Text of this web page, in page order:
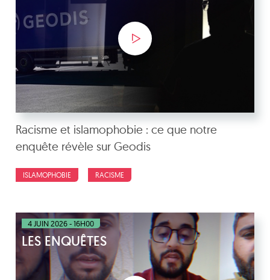
Racisme et islamophobie : ce que notre
enquête révèle sur Geodis
ISLAMOPHOBIE RACISME
4 JUIN 2026 - 16H00
LES ENQUÊTES